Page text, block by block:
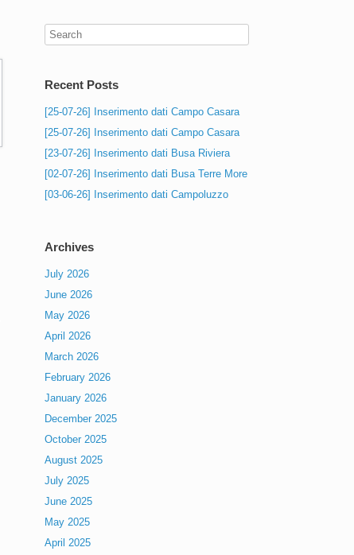
Recent Posts
[25-07-26] Inserimento dati Campo Casara
[25-07-26] Inserimento dati Campo Casara
[23-07-26] Inserimento dati Busa Riviera
[02-07-26] Inserimento dati Busa Terre More
[03-06-26] Inserimento dati Campoluzzo
Archives
July 2026
June 2026
May 2026
April 2026
March 2026
February 2026
January 2026
December 2025
October 2025
August 2025
July 2025
June 2025
May 2025
April 2025